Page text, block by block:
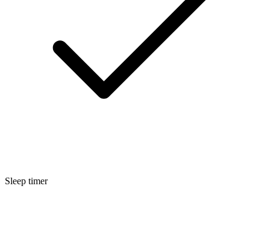
Sleep timer